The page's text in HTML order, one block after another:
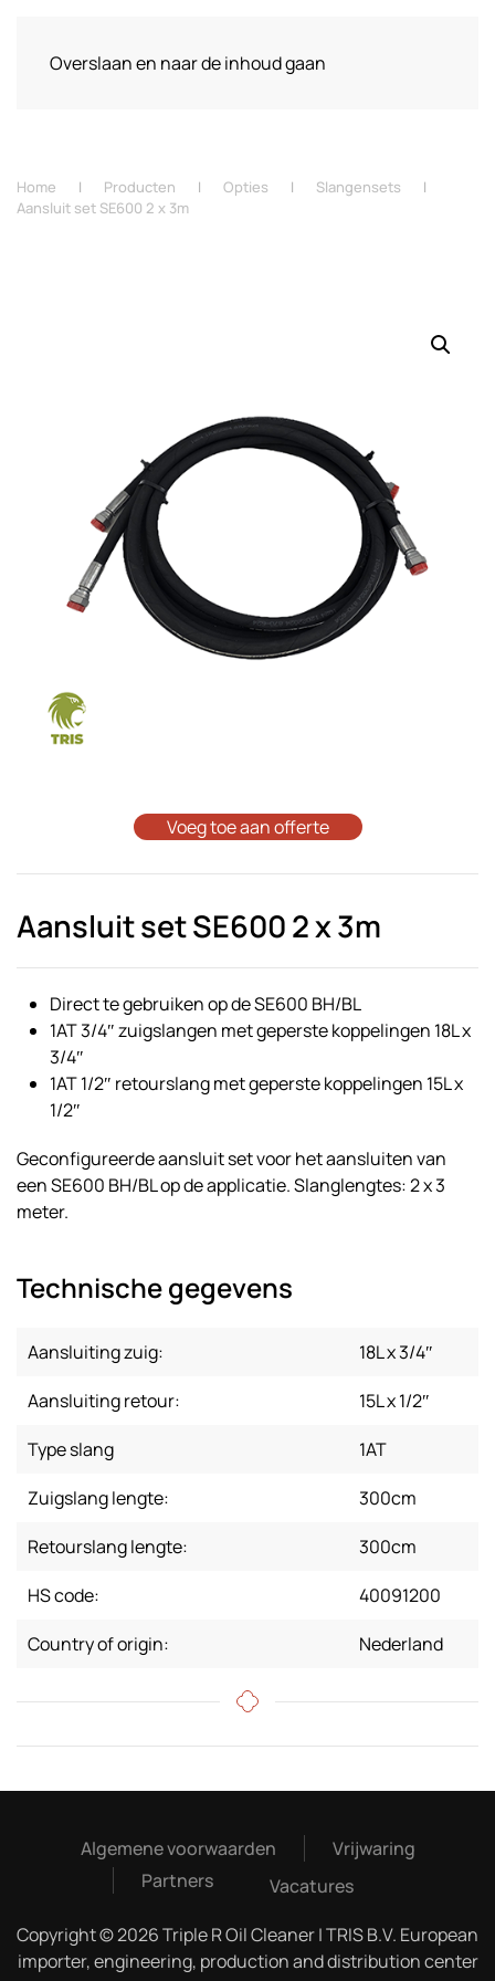
Overslaan en naar de inhoud gaan
Home Producten Opties
Slangensets
Aansluit set SE600 2 x 3m
Voeg toe aan offerte
Aansluit set SE600 2 x 3m
Direct te gebruiken op de SE600 BH/BL
1AT 3/4″ zuigslangen met geperste koppelingen 18L x
3/4″
1AT 1/2″ retourslang met geperste koppelingen 15L x
1/2″
Geconfigureerde aansluit set voor het aansluiten van
een SE600 BH/BL op de applicatie. Slanglengtes: 2 x 3
meter.
Technische gegevens
Aansluiting zuig:
18L x 3/4″
Aansluiting retour:
15L x 1/2″
Type slang
1AT
Zuigslang lengte:
300cm
Retourslang lengte:
300cm
HS code:
40091200
Country of origin:
Nederland
Algemene voorwaarden
Vrijwaring
Partners
Vacatures
Copyright © 2026 Triple R Oil Cleaner | TRIS B.V. European
importer, engineering, production and distribution center